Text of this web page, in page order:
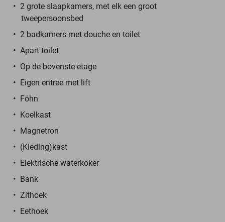
2 grote slaapkamers, met elk een groot
tweepersoonsbed
2 badkamers met douche en toilet
Apart toilet
Op de bovenste etage
Eigen entree met lift
Föhn
Koelkast
Magnetron
(Kleding)kast
Elektrische waterkoker
Bank
Zithoek
Eethoek